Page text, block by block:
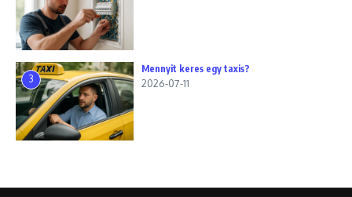
3
Mennyit keres egy taxis?
2026-07-11